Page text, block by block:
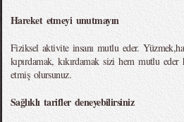
Hareket etmeyi unutmayın
Fiziksel aktivite insanı mutlu eder.
kıpırdamak, kıkırdamak sizi hem mutlu eder
etmiş olursunuz.
Sağlıklı tarifler deneyebilirsiniz